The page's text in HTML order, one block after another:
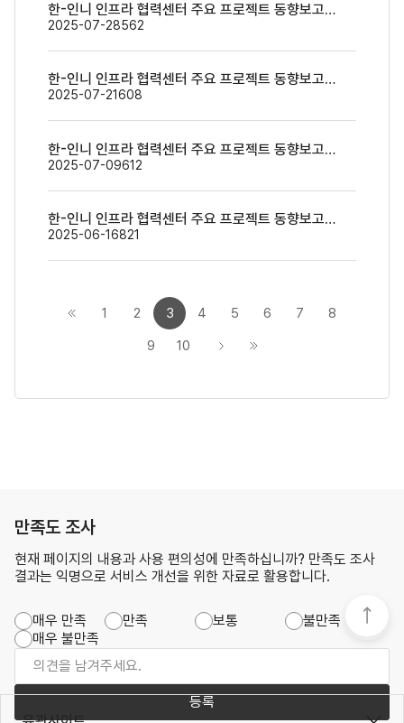
한-인니 인프라 협력센터 주요 프로젝트 동향보고(7월 2주~7월 3주)
2025-07-28562
한-인니 인프라 협력센터 주요 프로젝트 동향보고(6월 4주~7월 1주)
2025-07-21608
한-인니 인프라 협력센터 주요 프로젝트 동향보고(6월 2주~6월 3주)
2025-07-09612
한-인니 인프라 협력센터 주요 프로젝트 동향보고(5월 5주~6월 1주)
2025-06-16821
1 2 3 4 5 6 7
8
9
10
만족도 조사
현재 페이지의 내용과 사용 편의성에 만족하십니까? 만족도 조사
결과는 익명으로 서비스 개선을 위한 자료로 활용합니다.
매우 만족 만족 보통
불만족
매우 불만족
등록